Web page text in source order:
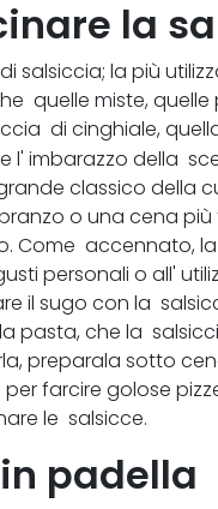
la
salsiccia; la più
quelle miste, quelle
di cinghiale,
l' imbarazzo della
classico della
o una cena
Come accennato,
personali o all'
il sugo con la
pasta, che la
preparala sotto
farcire golose
le salsicce.
padella